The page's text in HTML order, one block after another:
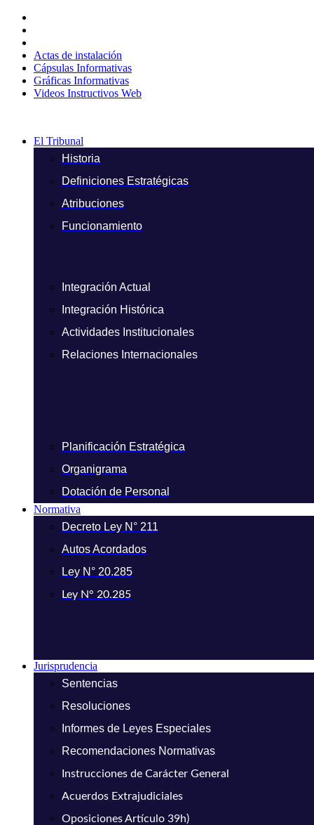
contenido
Actas de instalación
Cápsulas Informativas
Gráficas Informativas
Videos Instructivos Web
El Tribunal
Historia
Definiciones Estratégicas
Atribuciones
Funcionamiento
Integración Actual
Integración Histórica
Actividades Institucionales
Relaciones Internacionales
Planificación Estratégica
Organigrama
Dotación de Personal
Normativa
Decreto Ley N° 211
Autos Acordados
Ley N° 20.285
Ley N° 20.285
Jurisprudencia
Sentencias
Resoluciones
Informes de Leyes Especiales
Recomendaciones Normativas
Instrucciones de Carácter General
Acuerdos Extrajudiciales
Oposiciones Artículo 39h)